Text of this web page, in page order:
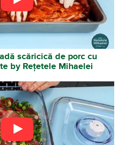
scăricică de porc cu
by Rețetele Mihaelei